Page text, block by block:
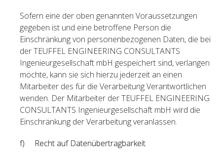
Sofern eine der oben genannten Voraussetzungen
gegeben ist und eine betroffene Person die
Einschränkung von personenbezogenen Daten, die bei
der TEUFFEL ENGINEERING CONSULTANTS
Ingenieurgesellschaft mbH gespeichert sind, verlangen
möchte, kann sie sich hierzu jederzeit an einen
Mitarbeiter des für die Verarbeitung Verantwortlichen
wenden. Der Mitarbeiter der TEUFFEL ENGINEERING
CONSULTANTS Ingenieurgesellschaft mbH wird die
Einschränkung der Verarbeitung veranlassen.
f) Recht auf Datenübertragbarkeit